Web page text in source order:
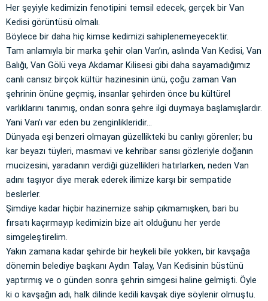
Her şeyiyle kedimizin fenotipini temsil edecek, gerçek bir Van
Kedisi görüntüsü olmalı.
Böylece bir daha hiç kimse kedimizi sahiplenemeyecektir.
Tam anlamıyla bir marka şehir olan Van’ın, aslında Van Kedisi, Van
Balığı, Van Gölü veya Akdamar Kilisesi gibi daha sayamadığımız
canlı cansız birçok kültür hazinesinin ünü, çoğu zaman Van
şehrinin önüne geçmiş, insanlar şehirden önce bu kültürel
varlıklarını tanımış, ondan sonra şehre ilgi duymaya başlamışlardır.
Yani Van’ı var eden bu zenginlikleridir…
Dünyada eşi benzeri olmayan güzellikteki bu canlıyı görenler; bu
kar beyazı tüyleri, masmavi ve kehribar sarısı gözleriyle doğanın
mucizesini, yaradanın verdiği güzellikleri hatırlarken, neden Van
adını taşıyor diye merak ederek ilimize karşı bir sempatide
beslerler.
Şimdiye kadar hiçbir hazinemize sahip çıkmamışken, bari bu
fırsatı kaçırmayıp kedimizin bize ait olduğunu her yerde
simgeleştirelim.
Yakın zamana kadar şehirde bir heykeli bile yokken, bir kavşağa
dönemin belediye başkanı Aydın Talay, Van Kedisinin büstünü
yaptırmış ve o günden sonra şehrin simgesi haline gelmişti. Öyle
ki o kavşağın adı, halk dilinde kedili kavşak diye söylenir olmuştu.